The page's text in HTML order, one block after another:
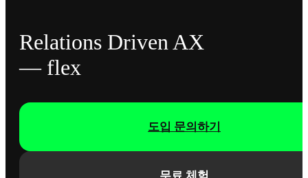
Relations Driven AX
— flex
도입 문의하기